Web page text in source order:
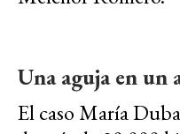
Una aguja en un
El caso María